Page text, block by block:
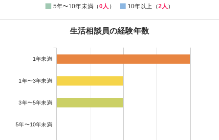
5年〜10年未満（0人 ） 10年以上（2人 ）
生活相談員の経験年数
1年未満
1年〜3年未満
3年〜5年未満
5年〜10年未満